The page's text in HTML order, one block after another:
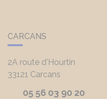
CARCANS
2A route d'Hourtin
33121 Carcans
05 56 03 90 20